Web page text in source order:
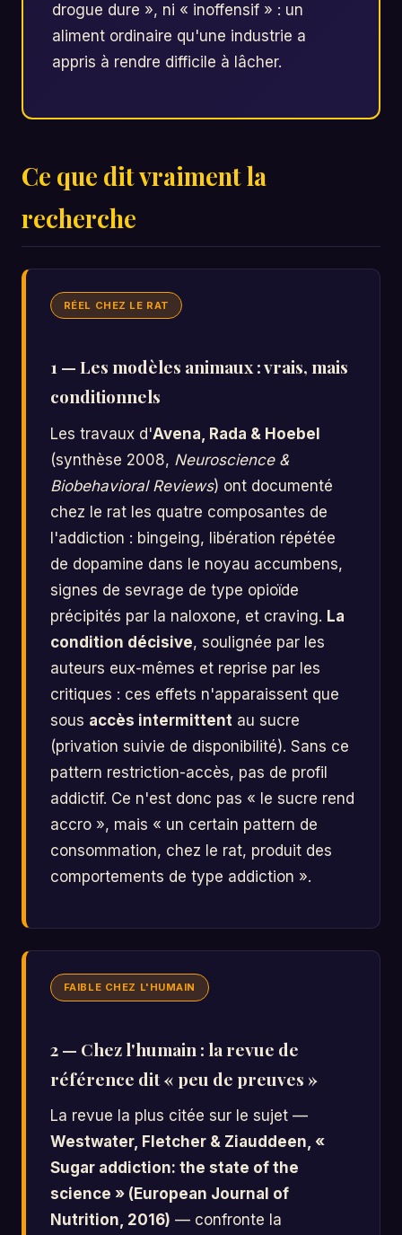
drogue dure », ni « inoffensif » : un
aliment ordinaire qu'une industrie a
appris à rendre difficile à lâcher.
Ce que dit vraiment la
recherche
RÉEL CHEZ LE RAT
1 — Les modèles animaux : vrais, mais
conditionnels
Les travaux d'Avena, Rada & Hoebel
(synthèse 2008, Neuroscience &
Biobehavioral Reviews) ont documenté
chez le rat les quatre composantes de
l'addiction : bingeing, libération répétée
de dopamine dans le noyau accumbens,
signes de sevrage de type opioïde
précipités par la naloxone, et craving. La
condition décisive, soulignée par les
auteurs eux-mêmes et reprise par les
critiques : ces effets n'apparaissent que
sous accès intermittent au sucre
(privation suivie de disponibilité). Sans ce
pattern restriction-accès, pas de profil
addictif. Ce n'est donc pas « le sucre rend
accro », mais « un certain pattern de
consommation, chez le rat, produit des
comportements de type addiction ».
FAIBLE CHEZ L'HUMAIN
2 — Chez l'humain : la revue de
référence dit « peu de preuves »
La revue la plus citée sur le sujet —
Westwater, Fletcher & Ziauddeen, «
Sugar addiction: the state of the
science » (European Journal of
Nutrition, 2016) — confronte la